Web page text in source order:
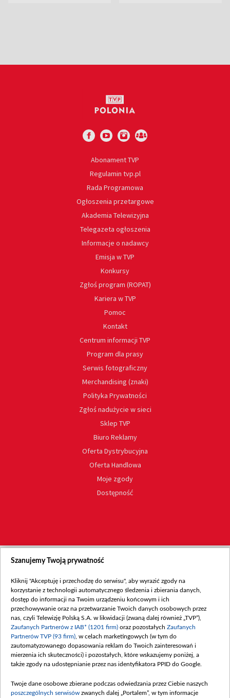
Abonament TVP
Regulamin tvp.pl
Rada Programowa
Ogłoszenia przetargowe
Akademia Telewizyjna
Telegazeta ogłoszenia
Informacje o nadawcy
Emisja w TVP
Konkursy
Zgłoś program (ROPAT)
Kariera w TVP
Pomoc
Kontakt
Centrum informacji TVP
Program dla prasy
Serwis fotograficzny
Merchandising (znaki)
Polityka Prywatności
Zgłoś nadużycie w sieci
Sklep TVP
Biuro Reklamy
Oferta Dystrybucyjna
Oferta Handlowa
Moje zgody
Dostępność
Szanujemy Twoją prywatność
Kliknij "Akceptuję i przechodzę do serwisu", aby wyrazić zgody na
korzystanie z technologii automatycznego śledzenia i zbierania danych,
dostęp do informacji na Twoim urządzeniu końcowym i ich
przechowywanie oraz na przetwarzanie Twoich danych osobowych przez
nas, czyli Telewizję Polską S.A. w likwidacji (zwaną dalej również „TVP”),
Zaufanych Partnerów z IAB* (1201 firm) oraz pozostałych Zaufanych
Partnerów TVP (93 firm) , w celach marketingowych (w tym do
zautomatyzowanego dopasowania reklam do Twoich zainteresowań i
mierzenia ich skuteczności) i pozostałych, które wskazujemy poniżej, a
także zgody na udostępnianie przez nas identyfikatora PPID do Google.
Twoje dane osobowe zbierane podczas odwiedzania przez Ciebie naszych
poszczególnych serwisów zwanych dalej „Portalem”, w tym informacje